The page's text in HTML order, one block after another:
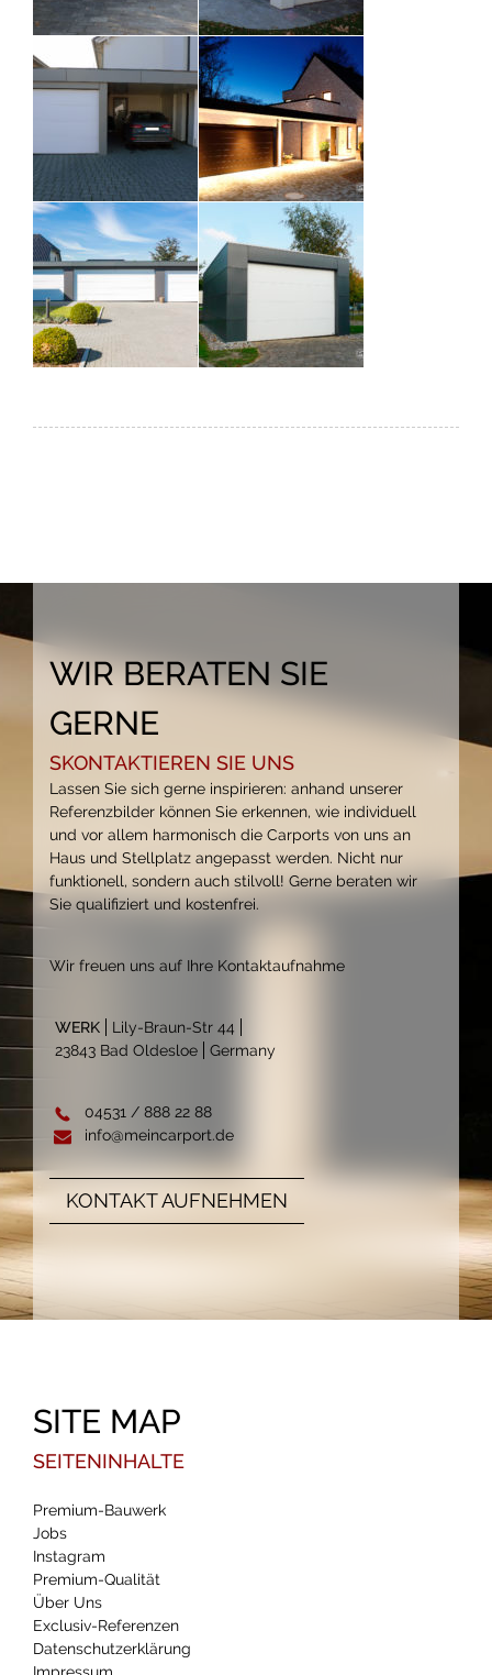
WIR BERATEN SIE
GERNE
SKONTAKTIEREN SIE UNS
Lassen Sie sich gerne inspirieren: anhand unserer
Referenzbilder können Sie erkennen, wie individuell
und vor allem harmonisch die Carports von uns an
Haus und Stellplatz angepasst werden. Nicht nur
funktionell, sondern auch stilvoll! Gerne beraten wir
Sie qualifiziert und kostenfrei.
Wir freuen uns auf Ihre Kontakt­aufnahme
WERK
Lily-Braun-Str 44
23843 Bad Oldesloe
Germany
04531 / 888 22 88
info@meincarport.de
KONTAKT AUFNEHMEN
SITE MAP
SEITENINHALTE
Premium-Bauwerk
Jobs
Instagram
Premium-Qualität
Über Uns
Exclusiv-Referenzen
Datenschutzerklärung